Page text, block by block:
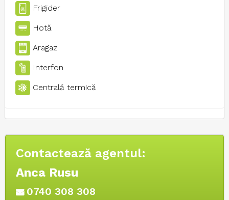
Frigider
Hotă
Aragaz
Interfon
Centrală termică
Contactează agentul:
Anca Rusu
0740 308 308